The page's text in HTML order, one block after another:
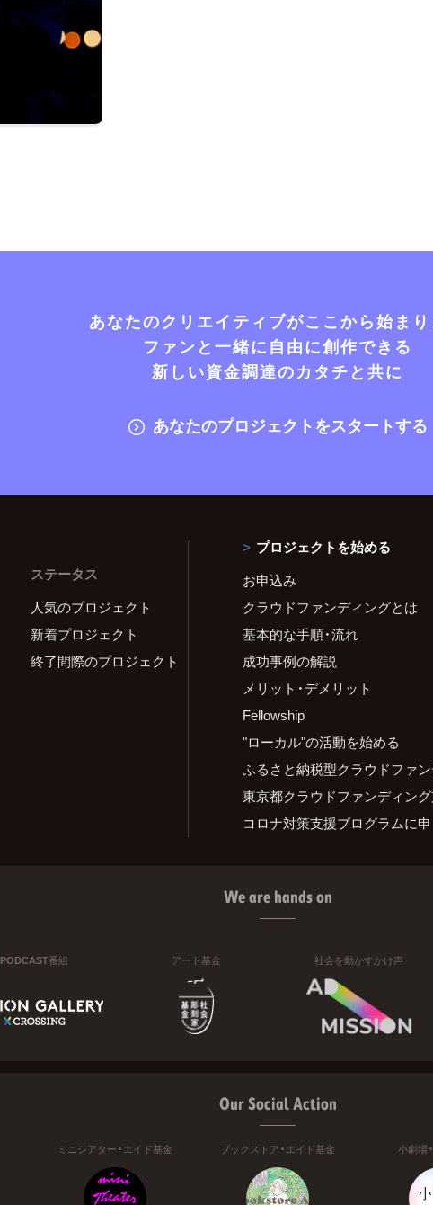
あなたのクリエイティブがここから始ま
ファンと一緒に自由に創作できる
新しい資金調達のカタチと共に
あなたのプロジェクトをスタートする
ステータス
人気のプロジェクト
新着プロジェクト
終了間際のプロジェクト
プロジェクトを始める
お申込み
クラウドファンディングとは
基本的な手順・流れ
成功事例の解説
メリット・デメリット
Fellowship
"ローカル"の活動を始める
ふるさと納税型クラウドファ
東京都クラウドファンディン
コロナ対策支援プログラムに
We are hands on
PODCAST番組 アート基金 社会を動かすかけ声
Our Social Action
ミニシアター・エイド基金 ブックストア・エイド基金 小劇場